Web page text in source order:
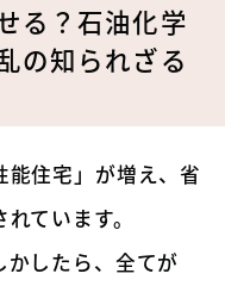
る？石油化学
の知られざる
住宅」が増え、省
ています。
かしたら、全てが